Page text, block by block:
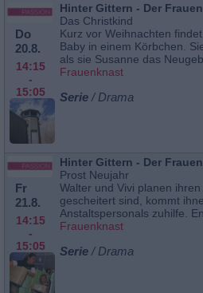
Do
20.8.
14:15
-
15:05
Hinter Gittern - Der
Das Christkind
Kurz vor Weihnachten
Baby in einem Körbchen.
als sie Susanne das
Frauenknast
Serie / Drama
Fr
21.8.
14:15
-
15:05
Hinter Gittern - Der
Prost Neujahr
Walter und Vivi planen
gescheitert sind, kommt
Anstaltspersonals zuhilfe.
Frauenknast
Serie / Drama